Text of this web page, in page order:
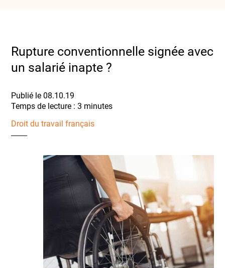
Rupture conventionnelle signée avec
un salarié inapte ?
Publié le 08.10.19
Droit du travail français